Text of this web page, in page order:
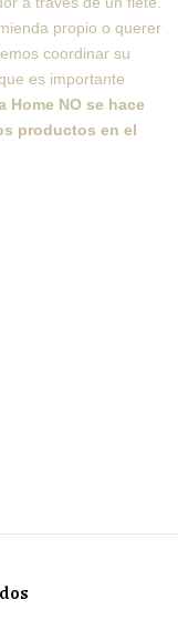
propio o querer
coordinar su
es importante
Home NO se hace
productos en el